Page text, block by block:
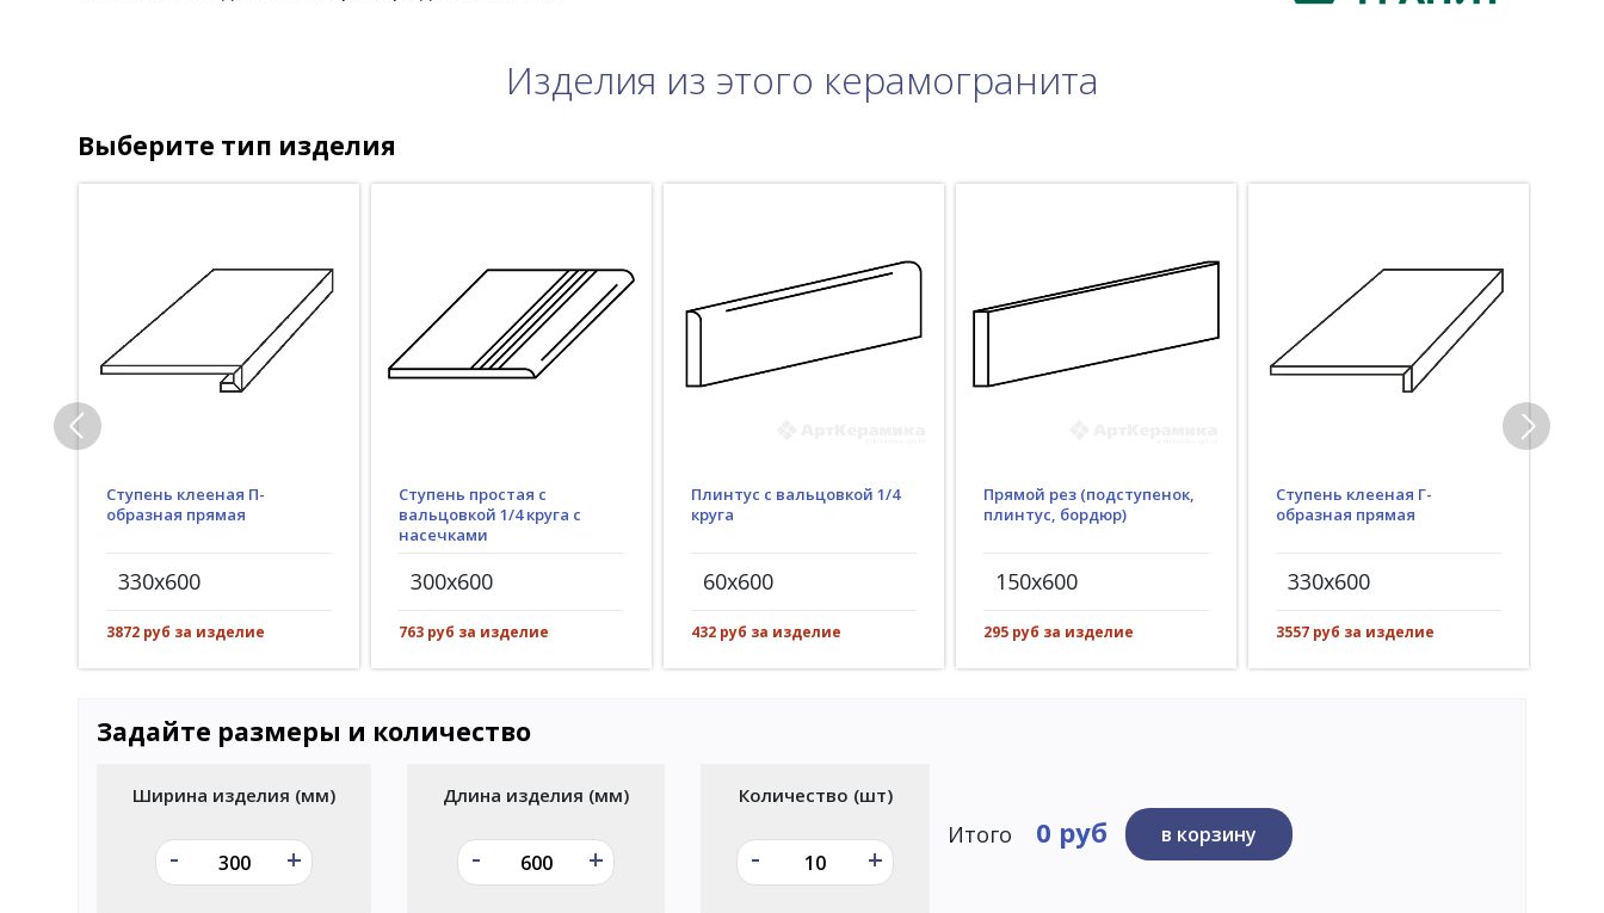
Изделия из этого керамогранита
Выберите тип изделия
Ступень клееная П-
образная прямая
330x600
3872 руб за изделие
Ступень простая с
вальцовкой 1/4 круга с
насечками
300x600
763 руб за изделие
Плинтус с вальцовкой 1/4
круга
60x600
432 руб за изделие
Прямой рез (подступенок,
плинтус, бордюр)
150x600
295 руб за изделие
Ступень клееная Г-
образная прямая
330x600
3557 руб за изделие
Задайте размеры и количество
Ширина изделия (мм)
- +
Длина изделия (мм)
- +
Количество (шт)
- +
Итого 0 руб в корзину